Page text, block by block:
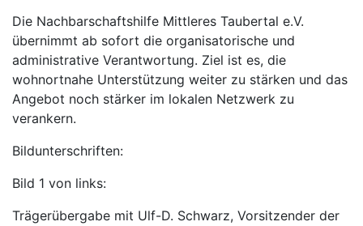
Die Nachbarschaftshilfe Mittleres Taubertal e.V.
übernimmt ab sofort die organisatorische und
administrative Verantwortung. Ziel ist es, die
wohnortnahe Unterstützung weiter zu stärken und das
Angebot noch stärker im lokalen Netzwerk zu
verankern.
Bildunterschriften:
Bild 1 von links:
Trägerübergabe mit Ulf-D. Schwarz, Vorsitzender der